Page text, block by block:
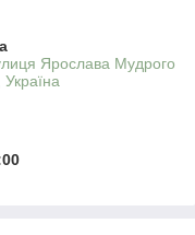
Ярослава Мудрого